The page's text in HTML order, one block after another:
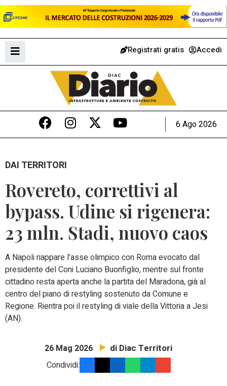
Registrati gratis Accedi
6 Ago 2026
DAI TERRITORI
Rovereto, correttivi al
bypass. Udine si rigenera:
23 mln. Stadi, nuovo caos
A Napoli riappare l’asse olimpico con Roma evocato dal
presidente del Coni Luciano Buonfiglio, mentre sul fronte
cittadino resta aperta anche la partita del Maradona, già al
centro del piano di restyling sostenuto da Comune e
Regione. Rientra poi il restyling di viale della Vittoria a Jesi
(AN).
26 Mag 2026 di Diac Territori
Condividi: